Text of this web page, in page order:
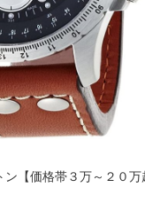
【価格帯３万～２０万